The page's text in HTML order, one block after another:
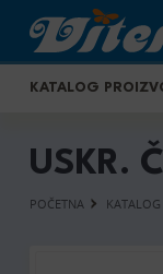
KATALOG
USKR.
POČETNA